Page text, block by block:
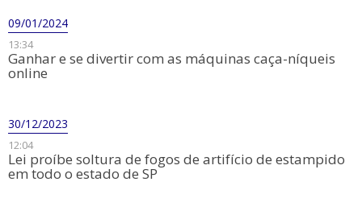
09/01/2024
13:34
Ganhar e se divertir com as máquinas caça-níqueis
online
30/12/2023
12:04
Lei proíbe soltura de fogos de artifício de estampido
em todo o estado de SP